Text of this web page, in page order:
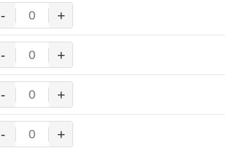
TOLEDO BUNDHOSE
- +
TOLEDO BUNDHOSE
- +
TOLEDO BUNDHOSE
- +
TOLEDO BUNDHOSE
- +